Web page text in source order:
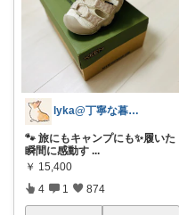
lyka@丁寧な暮らし
🐾 旅にもキャンプにも✨履いた
瞬間に感動す ...
￥ 15,400
4 1 874